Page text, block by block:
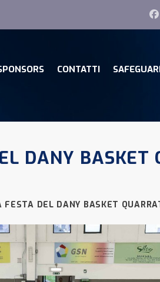
CONTATTI
DANY BASKET
FESTA DEL DANY BASKET